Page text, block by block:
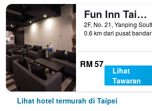
Fun Inn Taipei
0.6 km dari pusat bandar
RM 57
Lihat
Tawaran
Lihat hotel termurah di Taipei